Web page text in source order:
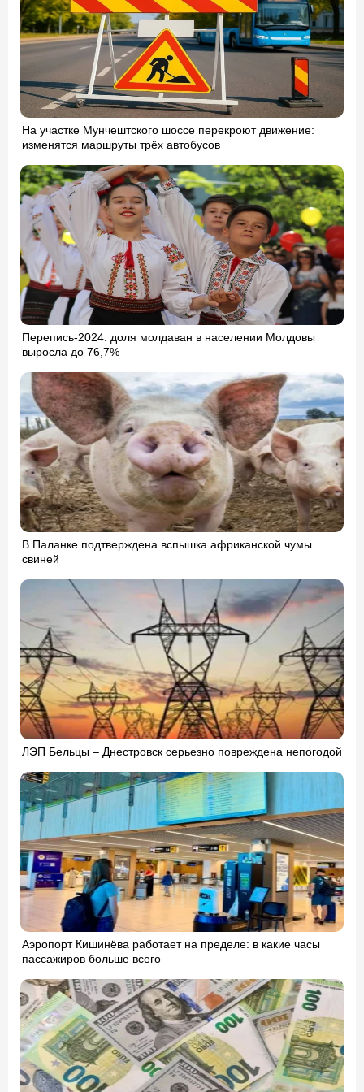
На участке Мунчештского шоссе перекроют движение:
изменятся маршруты трёх автобусов
Перепись-2024: доля молдаван в населении Молдовы
выросла до 76,7%
В Паланке подтверждена вспышка африканской чумы
свиней
ЛЭП Бельцы – Днестровск серьезно повреждена непогодой
Аэропорт Кишинёва работает на пределе: в какие часы
пассажиров больше всего